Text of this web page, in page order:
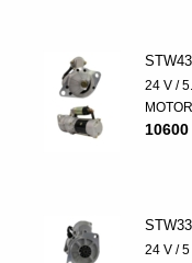
24 V /
24 V /